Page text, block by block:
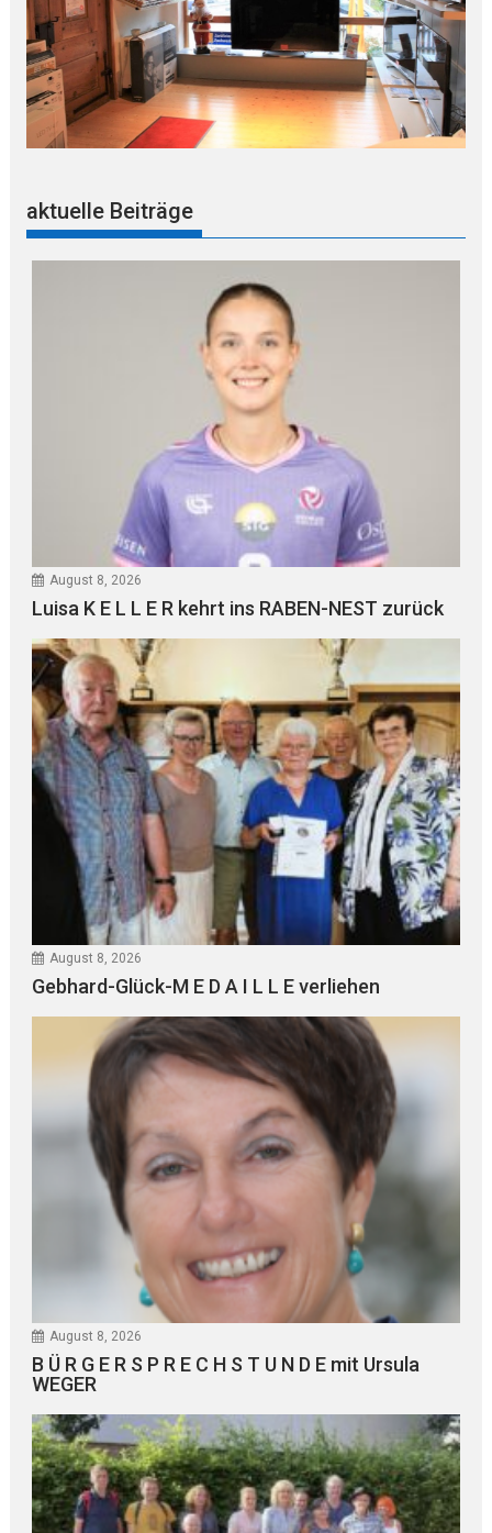
aktuelle Beiträge
August 8, 2026
Luisa K E L L E R kehrt ins RABEN-NEST zurück
August 8, 2026
Gebhard-Glück-M E D A I L L E verliehen
August 8, 2026
B Ü R G E R S P R E C H S T U N D E mit Ursula
WEGER